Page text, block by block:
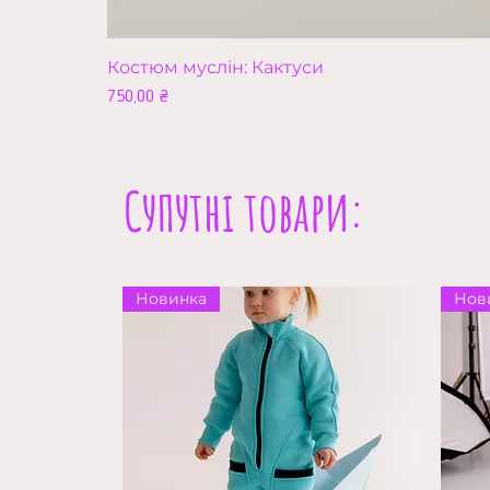
Костюм муслін: Кактуси
Ціна
750,00 ₴
Супутні товари:
Новинка